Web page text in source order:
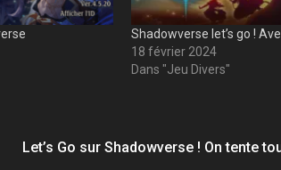
Shadowverse let’s go !
18 février 2024
Dans "Jeu Divers"
Let’s Go sur Shadowverse ! On tente